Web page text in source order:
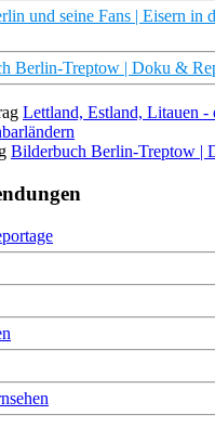
und seine Fans | Eisern in
Berlin-Treptow | Doku &
Lettland, Estland, Litauen -
Bilderbuch Berlin-Treptow |